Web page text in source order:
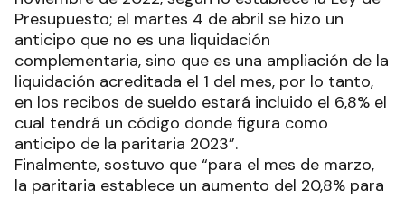
Presupuesto; el martes 4 de abril se hizo un
anticipo que no es una liquidación
complementaria, sino que es una ampliación de la
liquidación acreditada el 1 del mes, por lo tanto,
en los recibos de sueldo estará incluido el 6,8% el
cual tendrá un código donde figura como
anticipo de la paritaria 2023”.
Finalmente, sostuvo que “para el mes de marzo,
la paritaria establece un aumento del 20,8% para